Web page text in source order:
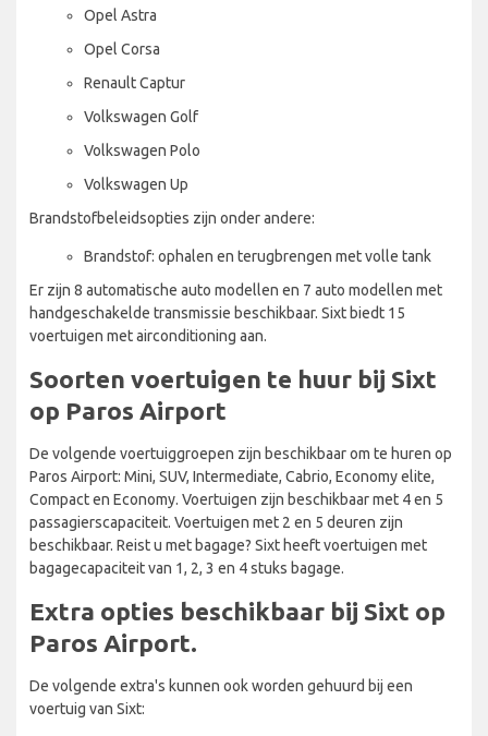
Opel Astra
Opel Corsa
Renault Captur
Volkswagen Golf
Volkswagen Polo
Volkswagen Up
Brandstofbeleidsopties zijn onder andere:
Brandstof: ophalen en terugbrengen met volle tank
Er zijn 8 automatische auto modellen en 7 auto modellen met
handgeschakelde transmissie beschikbaar. Sixt biedt 15
voertuigen met airconditioning aan.
Soorten voertuigen te huur bij Sixt
op Paros Airport
De volgende voertuiggroepen zijn beschikbaar om te huren op
Paros Airport: Mini, SUV, Intermediate, Cabrio, Economy elite,
Compact en Economy. Voertuigen zijn beschikbaar met 4 en 5
passagierscapaciteit. Voertuigen met 2 en 5 deuren zijn
beschikbaar. Reist u met bagage? Sixt heeft voertuigen met
bagagecapaciteit van 1, 2, 3 en 4 stuks bagage.
Extra opties beschikbaar bij Sixt op
Paros Airport.
De volgende extra's kunnen ook worden gehuurd bij een
voertuig van Sixt: